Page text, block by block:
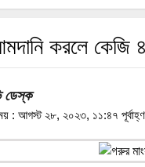
করলে কেজি
ডেস্ক
: আগস্ট ২৮, ২০২৩, ১১:৪৭ পূর্বাহ্ণ